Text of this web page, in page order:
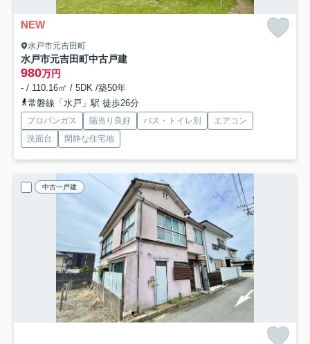
NEW
水戸市元吉田町
水戸市元吉田町中古戸建
980万円
- / 110.16㎡ / 5DK /築50年
常磐線「水戸」駅 徒歩26分
プロパンガス 陽当り良好 バス・トイレ別
エアコン
洗面台
閑静な住宅地
中古一戸建